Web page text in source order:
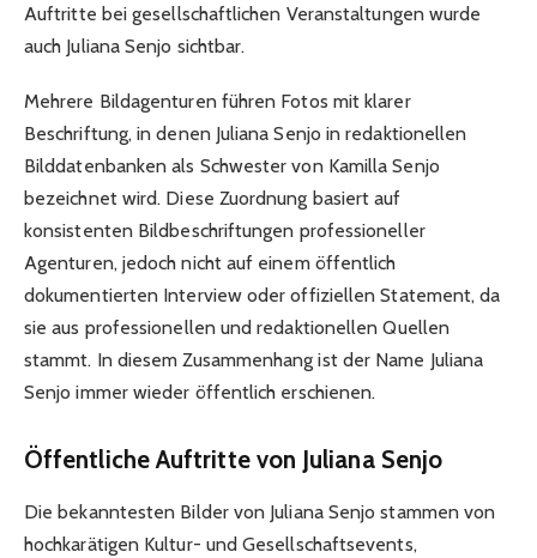
Auftritte bei gesellschaftlichen Veranstaltungen wurde
auch Juliana Senjo sichtbar.
Mehrere Bildagenturen führen Fotos mit klarer
Beschriftung, in denen Juliana Senjo in redaktionellen
Bilddatenbanken als Schwester von Kamilla Senjo
bezeichnet wird. Diese Zuordnung basiert auf
konsistenten Bildbeschriftungen professioneller
Agenturen, jedoch nicht auf einem öffentlich
dokumentierten Interview oder offiziellen Statement, da
sie aus professionellen und redaktionellen Quellen
stammt. In diesem Zusammenhang ist der Name Juliana
Senjo immer wieder öffentlich erschienen.
Öffentliche Auftritte von Juliana Senjo
Die bekanntesten Bilder von Juliana Senjo stammen von
hochkarätigen Kultur- und Gesellschaftsevents,